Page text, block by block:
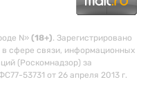
N» (18+). Зарегистрировано
сфере связи, информационных
(Роскомнадзор) за
53731 от 26 апреля 2013 г.